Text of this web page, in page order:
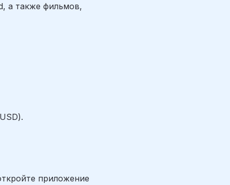
а также фильмов,
приложение